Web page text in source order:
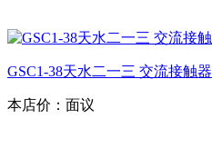
GSC1-38天水二一三 交流接触器
本店价： 面议